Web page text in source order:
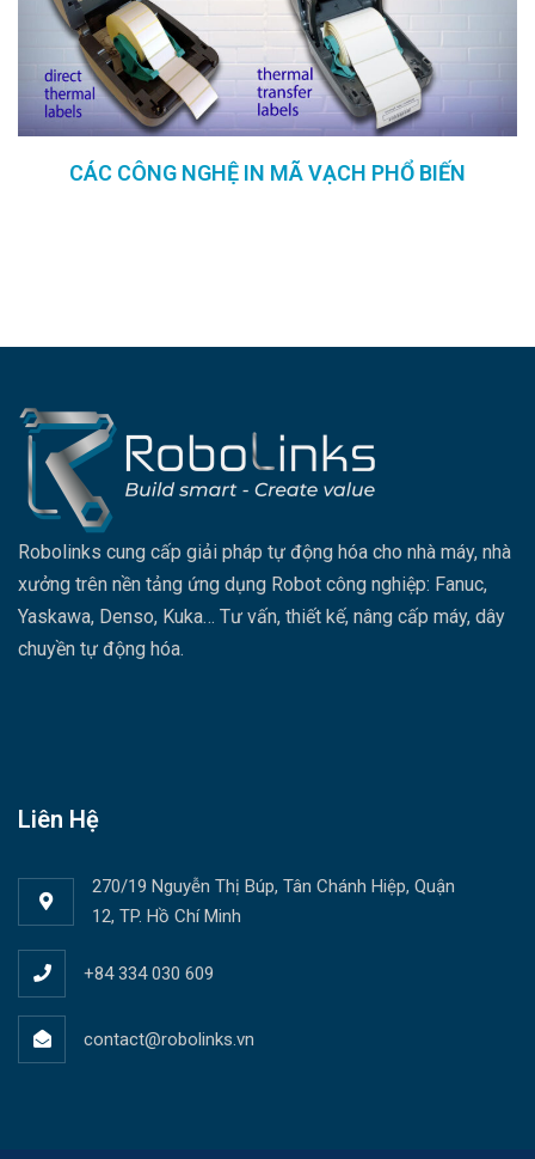
CÁC CÔNG NGHỆ IN MÃ VẠCH PHỔ BIẾN
Robolinks cung cấp giải pháp tự động hóa cho nhà máy, nhà
xưởng trên nền tảng ứng dụng Robot công nghiệp: Fanuc,
Yaskawa, Denso, Kuka… Tư vấn, thiết kế, nâng cấp máy, dây
chuyền tự động hóa.
Liên Hệ
270/19 Nguyễn Thị Búp, Tân Chánh Hiệp, Quận
12, TP. Hồ Chí Minh
+84 334 030 609
contact@robolinks.vn